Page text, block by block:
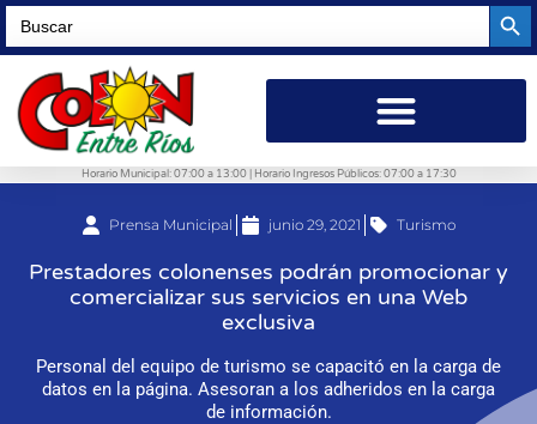
Search
for:
Horario Municipal: 07:00 a 13:00 | Horario Ingresos Públicos: 07:00 a 17:30
Prensa Municipal junio 29, 2021 Turismo
Prestadores colonenses podrán promocionar y
comercializar sus servicios en una Web
exclusiva
Personal del equipo de turismo se capacitó en la carga de
datos en la página. Asesoran a los adheridos en la carga
de información.